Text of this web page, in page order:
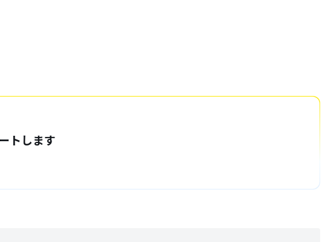
トします